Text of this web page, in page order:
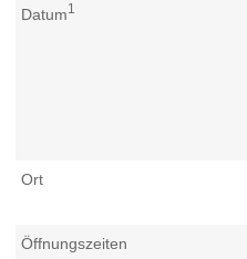
Datum1
Ort
Öffnungszeiten